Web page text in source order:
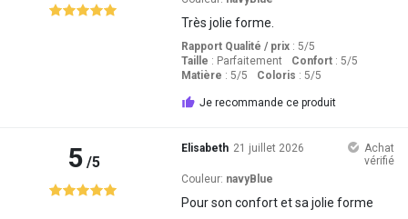
Très jolie forme.
Rapport Qualité / prix: 5/5
Taille : Parfaitement Confort: 5/5
Matière : 5/5 Coloris : 5/5
Je recommande ce produit
5/5
Elisabeth 21 juillet 2026
Achat
vérifié
Couleur: navyBlue
Pour son confort et sa jolie forme